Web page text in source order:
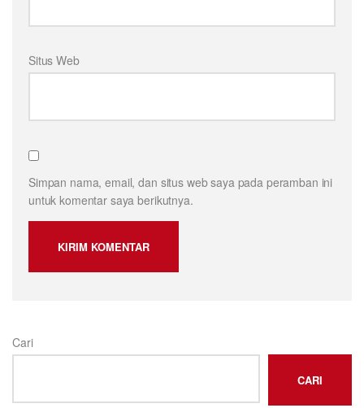
Situs Web
Simpan nama, email, dan situs web saya pada peramban ini
untuk komentar saya berikutnya.
Cari
CARI